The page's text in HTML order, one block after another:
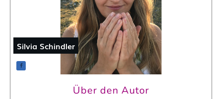
Silvia Schindler
Über den Autor